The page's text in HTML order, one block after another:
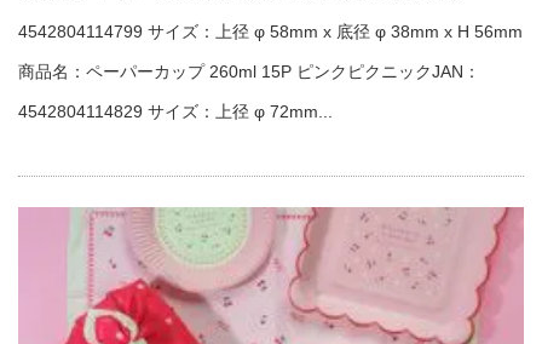
4542804114799 サイズ：上径 φ 58mm x 底径 φ 38mm x H 56mm
商品名：ペーパーカップ 260ml 15P ピンクピクニックJAN：
4542804114829 サイズ：上径 φ 72mm...